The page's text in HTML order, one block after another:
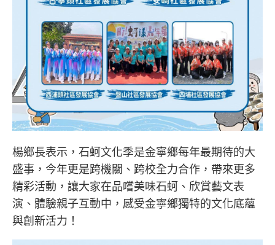
楊鄉長表示，石蚵文化季是金寧鄉每年最期待的大
盛事，今年更是跨機關、跨校全力合作，帶來更多
精彩活動，讓大家在品嚐美味石蚵、欣賞藝文表
演、體驗親子互動中，感受金寧鄉獨特的文化底蘊
與創新活力！